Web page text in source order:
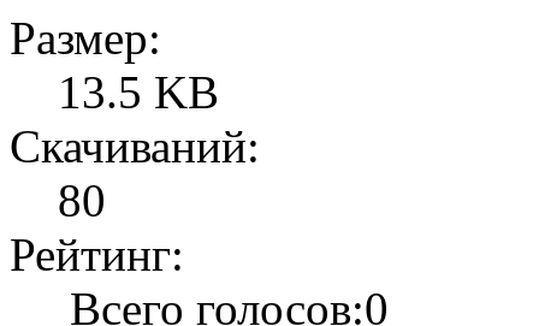
Размер:
13.5 KB
Скачиваний:
80
Рейтинг:
Всего голосов:0